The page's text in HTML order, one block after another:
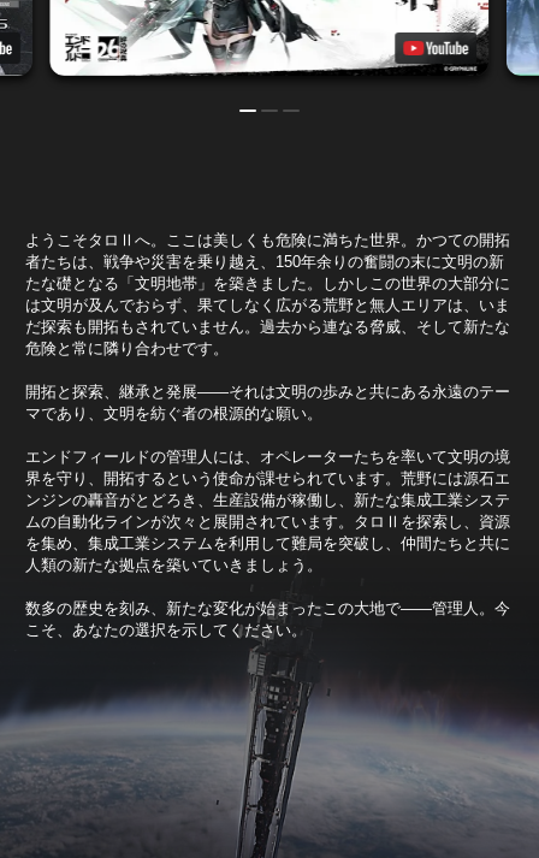
ようこそタロⅡへ。ここは美しくも危険に満ちた世界。かつての開拓
者たちは、戦争や災害を乗り越え、150年余りの奮闘の末に文明の新
たな礎となる「文明地帯」を築きました。しかしこの世界の大部分に
は文明が及んでおらず、果てしなく広がる荒野と無人エリアは、いま
だ探索も開拓もされていません。過去から連なる脅威、そして新たな
危険と常に隣り合わせです。
開拓と探索、継承と発展――それは文明の歩みと共にある永遠のテー
マであり、文明を紡ぐ者の根源的な願い。
エンドフィールドの管理人には、オペレーターたちを率いて文明の境
界を守り、開拓するという使命が課せられています。荒野には源石エ
ンジンの轟音がとどろき、生産設備が稼働し、新たな集成工業システ
ムの自動化ラインが次々と展開されています。タロⅡを探索し、資源
を集め、集成工業システムを利用して難局を突破し、仲間たちと共に
人類の新たな拠点を築いていきましょう。
数多の歴史を刻み、新たな変化が始まったこの大地で――管理人。今
こそ、あなたの選択を示してください。